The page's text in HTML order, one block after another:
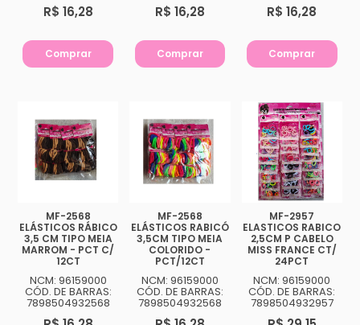
R$ 16,28
Comprar
R$ 16,28
Comprar
R$ 16,28
Comprar
MF-2568
ELÁSTICOS RÁBICO
3,5 CM TIPO MEIA
MARROM - PCT C/
12CT
NCM: 96159000
CÓD. DE BARRAS:
7898504932568
MF-2568
ELÁSTICOS RABICÓ
3,5CM TIPO MEIA
COLORIDO -
PCT/12CT
NCM: 96159000
CÓD. DE BARRAS:
7898504932568
MF-2957
ELASTICOS RABICO
2,5CM P CABELO
MISS FRANCE CT/
24PCT
NCM: 96159000
CÓD. DE BARRAS:
7898504932957